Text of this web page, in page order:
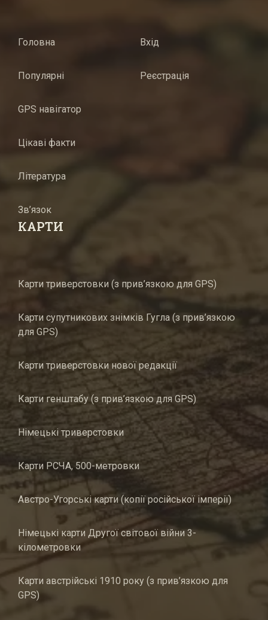
Головна
Популярні
GPS навігатор
Цікаві факти
Література
Зв’язок
Вхід
Реєстрація
КАРТИ
Карти триверстовки (з прив’язкою для GPS)
Карти супутникових знімків Гугла (з прив’язкою
для GPS)
Карти триверстовки нової редакції
Карти генштабу (з прив’язкою для GPS)
Німецькі триверстовки
Карти РСЧА, 500-метровки
Австро-Угорські карти (копії російської імперії)
Німецькі карти Другої світової війни 3-
кілометровки
Карти австрійські 1910 року (з прив’язкою для
GPS)